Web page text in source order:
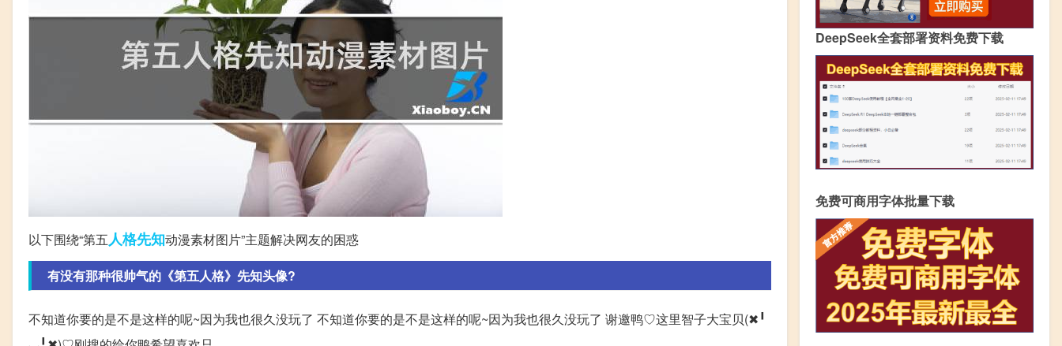
以下围绕“第五人格先知动漫素材图片”主题解决网友的困惑
有没有那种很帅气的《第五人格》先知头像?
不知道你要的是不是这样的呢~因为我也很久没玩了 不知道你要的是不是这样的呢~因为我也很久没玩了 谢邀鸭♡这里智子大宝贝(✖╹
DeepSeek全套部署资料免费下载
免费可商用字体批量下载